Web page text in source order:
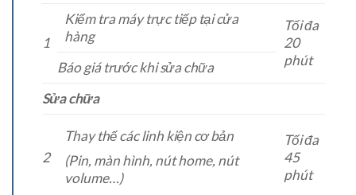
1
Kiểm tra máy trực tiếp tại cửa
hàng
Tối đa
20
phút
Báo giá trước khi sửa chữa
Sửa chữa
2
Thay thế các linh kiện cơ bản
(Pin, màn hình, nút home, nút
volume…)
Tối đa
45
phút